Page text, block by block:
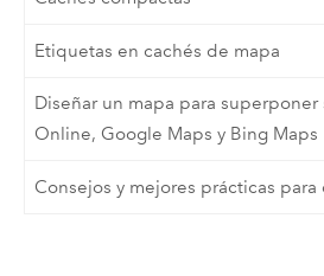
Etiquetas en cachés de mapa
Diseñar un mapa para superponer
Online, Google Maps y Bing Maps
Consejos y mejores prácticas para